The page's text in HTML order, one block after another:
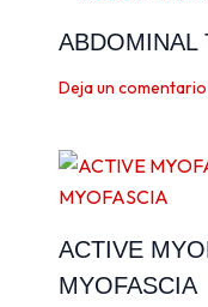
ABDOMINAL
Deja un comentario
ACTIVE
MYOFASCIA